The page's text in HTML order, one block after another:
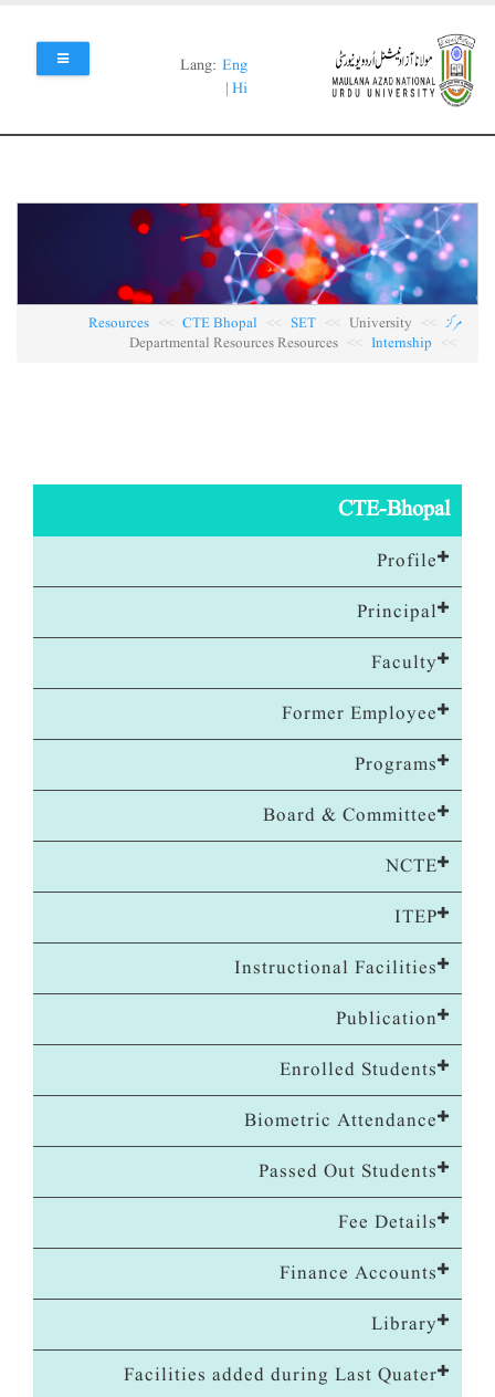
main
content
Lang: Eng
| Hi
مرکز SET
CTE Bhopal
Resources
Internship
CTE-Bhopal
Profile
Principal
Faculty
Former Employee
Programs
Board & Committee
NCTE
ITEP
Instructional Facilities
Publication
Enrolled Students
Biometric Attendance
Passed Out Students
Fee Details
Finance Accounts
Library
Facilities added during Last Quater